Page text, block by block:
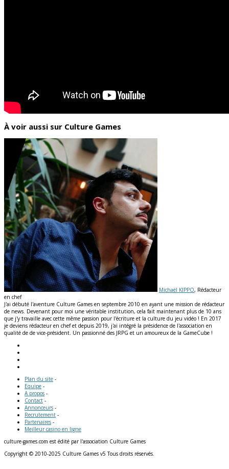
À voir aussi sur Culture Games
Michaël KIPPO, Rédacteur
en chef
J'ai débuté l'aventure Culture Games en septembre 2010 en ayant une mission de rédacteur
de news. Devenant pour moi une véritable institution, cela fait maintenant plus de 10 ans
que j'y travaille avec cette même passion pour l'écriture et la culture du jeu vidéo ! En 2017
je deviens rédacteur en chef et depuis 2019, j'ai intégré la présidence de l'association en
qualité de de vice-président. Un passionné des JRPG et un amoureux de la GameCube !
Plan du site -
Equipe -
A propos -
Contact -
Annonceurs -
Recrutement -
Partenaires -
Meilleur casino en ligne
culture-games.com est édité par l'association Culture Games
Copyright © 2010-2025 Culture Games v5 Tous droits réservés.